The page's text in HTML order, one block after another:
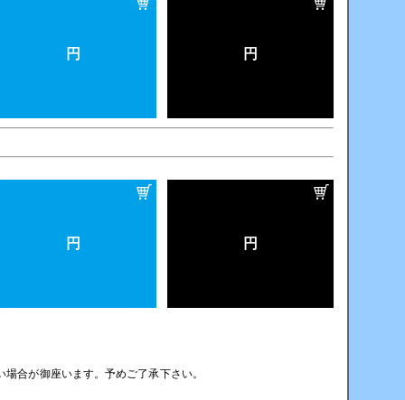
円 円
円 円
合が御座います。予めご了承下さい。